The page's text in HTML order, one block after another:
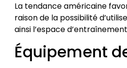
La tendance américaine
raison de la possibilité
ainsi l’espace
Équipement